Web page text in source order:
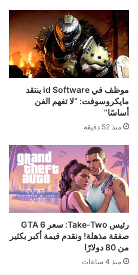
موظف في id Software ينتقد
مايكروسوفت: “لا تفهم الفن
أساسًا”
منذ 52 دقيقة
رئيس Take-Two: سعر GTA 6
صفقة مذهلة! ونقدم قيمة أكبر بكثير
من 80 دولارًا
منذ 4 ساعات